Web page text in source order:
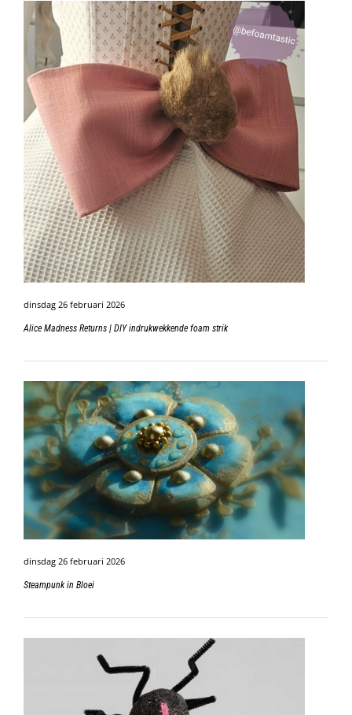
dinsdag 26 februari 2026
Alice Madness Returns | DIY indrukwekkende foam strik
dinsdag 26 februari 2026
Steampunk in Bloei